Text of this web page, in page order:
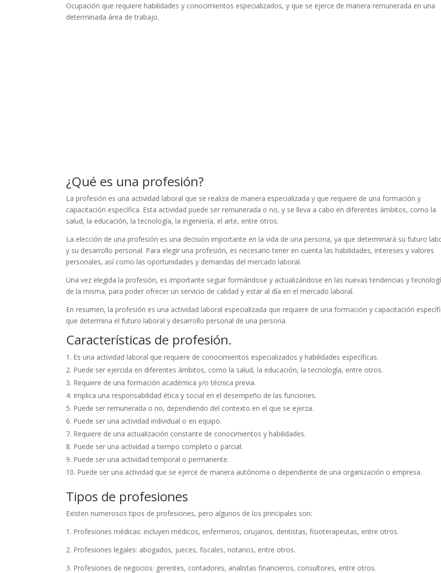
Ocupación que requiere habilidades y conocimientos especializados, y que se ejerce de manera remunerada en una
determinada área de trabajo.
¿Qué es una profesión?
La profesión es una actividad laboral que se realiza de manera especializada y que requiere de una formación y
capacitación específica. Esta actividad puede ser remunerada o no, y se lleva a cabo en diferentes ámbitos, como la
salud, la educación, la tecnología, la ingeniería, el arte, entre otros.
La elección de una profesión es una decisión importante en la vida de una persona, ya que determinará su futuro
y su desarrollo personal. Para elegir una profesión, es necesario tener en cuenta las habilidades, intereses y valores
personales, así como las oportunidades y demandas del mercado laboral.
Una vez elegida la profesión, es importante seguir formándose y actualizándose en las nuevas tendencias y
de la misma, para poder ofrecer un servicio de calidad y estar al día en el mercado laboral.
En resumen, la profesión es una actividad laboral especializada que requiere de una formación y capacitación
que determina el futuro laboral y desarrollo personal de una persona.
Características de profesión.
Es una actividad laboral que requiere de conocimientos especializados y habilidades específicas.
Puede ser ejercida en diferentes ámbitos, como la salud, la educación, la tecnología, entre otros.
Requiere de una formación académica y/o técnica previa.
Implica una responsabilidad ética y social en el desempeño de las funciones.
Puede ser remunerada o no, dependiendo del contexto en el que se ejerza.
Puede ser una actividad individual o en equipo.
Requiere de una actualización constante de conocimientos y habilidades.
Puede ser una actividad a tiempo completo o parcial.
Puede ser una actividad temporal o permanente.
Puede ser una actividad que se ejerce de manera autónoma o dependiente de una organización o empresa.
Tipos de profesiones
Existen numerosos tipos de profesiones, pero algunos de los principales son:
1. Profesiones médicas: incluyen médicos, enfermeros, cirujanos, dentistas, fisioterapeutas, entre otros.
2. Profesiones legales: abogados, jueces, fiscales, notarios, entre otros.
3. Profesiones de negocios: gerentes, contadores, analistas financieros, consultores, entre otros.